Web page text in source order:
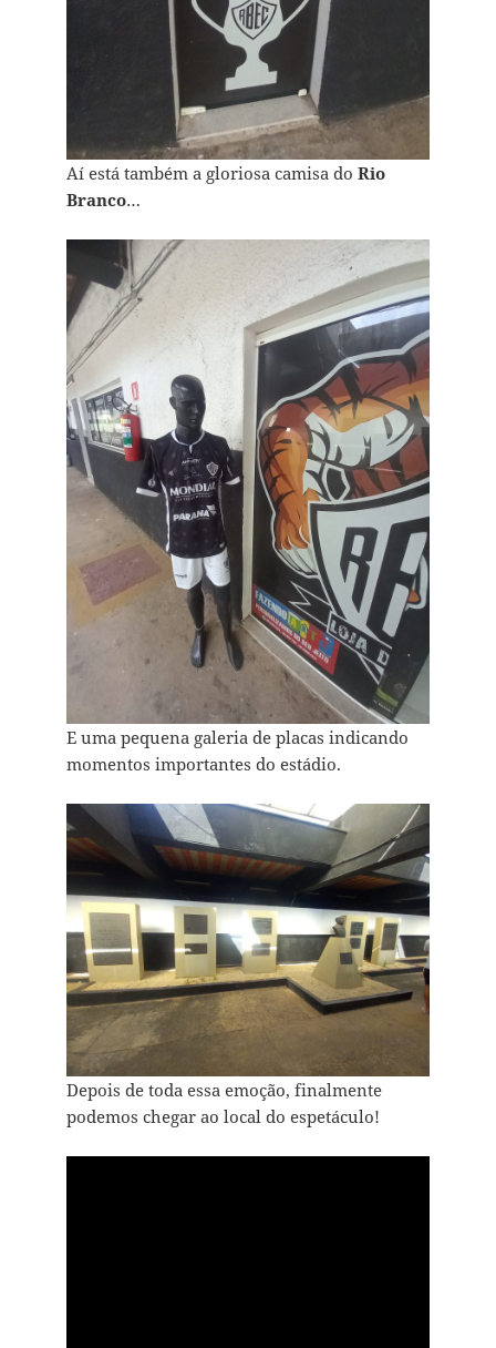
Aí está também a gloriosa camisa do Rio
Branco…
E uma pequena galeria de placas indicando
momentos importantes do estádio.
Depois de toda essa emoção, finalmente
podemos chegar ao local do espetáculo!